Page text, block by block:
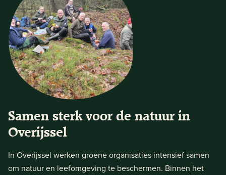
Samen sterk voor de natuur in
Overijssel
In Overijssel werken groene organisaties intensief samen
om natuur en leefomgeving te beschermen. Binnen het